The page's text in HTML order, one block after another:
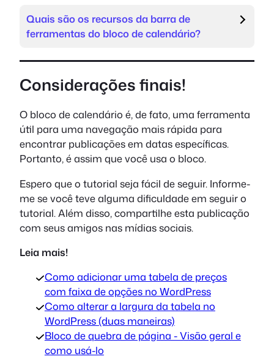
Quais são os recursos da barra de
ferramentas do bloco de calendário?
Considerações finais!
O bloco de calendário é, de fato, uma ferramenta
útil para uma navegação mais rápida para
encontrar publicações em datas específicas.
Portanto, é assim que você usa o bloco.
Espero que o tutorial seja fácil de seguir. Informe-
me se você teve alguma dificuldade em seguir o
tutorial. Além disso, compartilhe esta publicação
com seus amigos nas mídias sociais.
Leia mais!
Como adicionar uma tabela de preços
com faixa de opções no WordPress
Como alterar a largura da tabela no
WordPress (duas maneiras)
Bloco de quebra de página - Visão geral e
como usá-lo